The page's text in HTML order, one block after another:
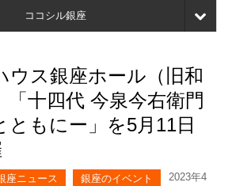
ココシル銀座
ウス銀座ホール（旧和
「十四代 今泉今右衛門
ともにー」を5月11日
座ニュース 銀座のイベント
2023年4